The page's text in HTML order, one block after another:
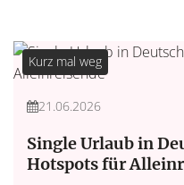
Kurz mal weg
21.06.2026
Single Urlaub in
Hotspots für